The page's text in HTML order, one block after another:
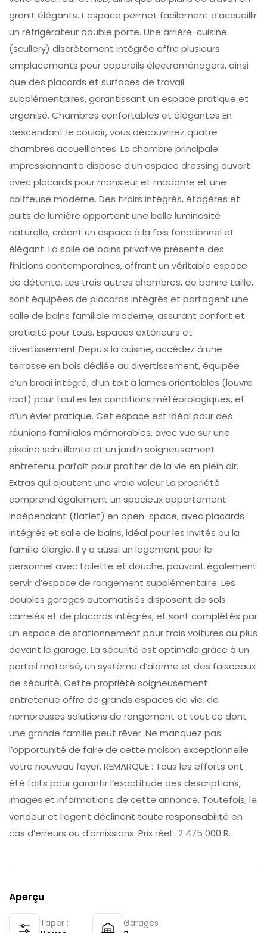
granit élégants. L’espace permet facilement d’accueillir
un réfrigérateur double porte. Une arrière-cuisine
(scullery) discrètement intégrée offre plusieurs
emplacements pour appareils électroménagers, ainsi
que des placards et surfaces de travail
supplémentaires, garantissant un espace pratique et
organisé. Chambres confortables et élégantes En
descendant le couloir, vous découvrirez quatre
chambres accueillantes. La chambre principale
impressionnante dispose d’un espace dressing ouvert
avec placards pour monsieur et madame et une
coiffeuse moderne. Des tiroirs intégrés, étagères et
puits de lumière apportent une belle luminosité
naturelle, créant un espace à la fois fonctionnel et
élégant. La salle de bains privative présente des
finitions contemporaines, offrant un véritable espace
de détente. Les trois autres chambres, de bonne taille,
sont équipées de placards intégrés et partagent une
salle de bains familiale moderne, assurant confort et
praticité pour tous. Espaces extérieurs et
divertissement Depuis la cuisine, accédez à une
terrasse en bois dédiée au divertissement, équipée
d’un braai intégré, d’un toit à lames orientables (louvre
roof) pour toutes les conditions météorologiques, et
d’un évier pratique. Cet espace est idéal pour des
réunions familiales mémorables, avec vue sur une
piscine scintillante et un jardin soigneusement
entretenu, parfait pour profiter de la vie en plein air.
Extras qui ajoutent une vraie valeur La propriété
comprend également un spacieux appartement
indépendant (flatlet) en open-space, avec placards
intégrés et salle de bains, idéal pour les invités ou la
famille élargie. Il y a aussi un logement pour le
personnel avec toilette et douche, pouvant également
servir d’espace de rangement supplémentaire. Les
doubles garages automatisés disposent de sols
carrelés et de placards intégrés, et sont complétés par
un espace de stationnement pour trois voitures ou plus
devant le garage. La sécurité est optimale grâce à un
portail motorisé, un système d’alarme et des faisceaux
de sécurité. Cette propriété soigneusement
entretenue offre de grands espaces de vie, de
nombreuses solutions de rangement et tout ce dont
une grande famille peut rêver. Ne manquez pas
l’opportunité de faire de cette maison exceptionnelle
votre nouveau foyer. REMARQUE : Tous les efforts ont
été faits pour garantir l’exactitude des descriptions,
images et informations de cette annonce. Toutefois, le
vendeur et l’agent déclinent toute responsabilité en
cas d’erreurs ou d’omissions. Prix réel : 2 475 000 R.
Aperçu
Taper :
Garages :